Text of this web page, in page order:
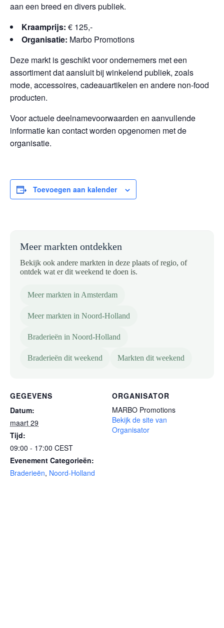
aan een breed en divers publiek.
Kraamprijs: € 125,-
Organisatie: Marbo Promotions
Deze markt is geschikt voor ondernemers met een
assortiment dat aansluit bij winkelend publiek, zoals
mode, accessoires, cadeauartikelen en andere non-food
producten.
Voor actuele deelnamevoorwaarden en aanvullende
informatie kan contact worden opgenomen met de
organisatie.
Toevoegen aan kalender
Meer markten ontdekken
Bekijk ook andere markten in deze plaats of regio, of
ontdek wat er dit weekend te doen is.
Meer markten in Amsterdam
Meer markten in Noord-Holland
Braderieën in Noord-Holland
Braderieën dit weekend Markten dit weekend
GEGEVENS
Datum:
maart 29
Tijd:
09:00 - 17:00 CEST
Evenement Categorieën:
Braderieën, Noord-Holland
ORGANISATOR
MARBO Promotions
Bekijk de site van
Organisator